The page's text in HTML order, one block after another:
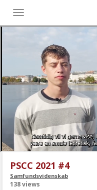
Toggle
menu
PSCC 2021 #4
Samfundsvidenskab
138 views